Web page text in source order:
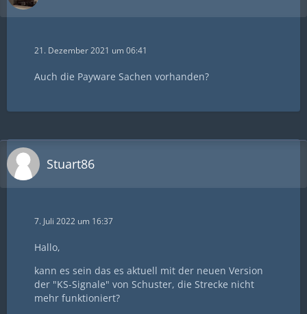
21. Dezember 2021 um 06:41
Auch die Payware Sachen vorhanden?
Stuart86
7. Juli 2022 um 16:37
Hallo,
kann es sein das es aktuell mit der neuen Version
der "KS-Signale" von Schuster, die Strecke nicht
mehr funktioniert?